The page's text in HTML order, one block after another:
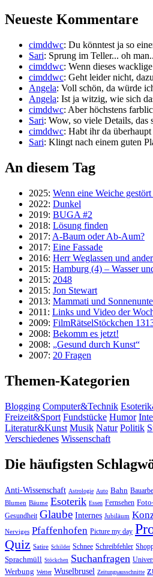
Neueste Kommentare
cimddwc: Du könntest ja so
Sari: Sprung im Teller... oh
cimddwc: Wenn dieses
cimddwc: Geht leider nicht,
Angela: Voll schön, da würde
Angela: Ist ja witzig, wie sich
cimddwc: Aber höchstens
Sari: Wow, so viele Details, das
cimddwc: Habt ihr da
Sari: Klingt nach einem guten
An diesem Tag
2025: Wenn eine Weiche
2022: Dunkel
2019: BUGA #2
2018: Lösung finden
2017: A-Baum oder Ab-Aum?
2017: Eine Fassade
2016: Herr Weglassen und
2015: Hamburg (4) – Wasser
2015: 2048
2015: Jon Stewart
2013: Mammati und
2011: Links und Video der
2009: FilmRätselStöckchen
2008: Bekomm es jetzt!
2008: „Gesund durch Kunst“
2007: 20 Fragen
Themen-Kategorien
Blogging Computer&Technik
Freizeit&Sport Fundstücke Humor
Literatur&Kunst Musik Natur Politik
Verschiedenes Wissenschaft
Die häufigsten
Anti-Wissenschaft Astrologie Auto Bahn
Blumen Bäume Esoterik Essen Fernsehen
Gesundheit Glaube Internes Jubiläum
Nerviges Pfaffenhofen Picture my day
Quiz Satire Schilder Schnee Schreibfehler
Sprachmüll Stöckchen Suchanfragen
Werbung Wetter Wuselbrusel Zeitungsausschnitte